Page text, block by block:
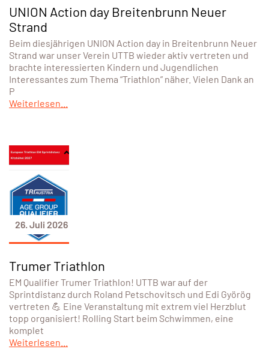
UNION Action day Breitenbrunn Neuer
Strand
Beim diesjährigen UNION Action day in Breitenbrunn Neuer
Strand war unser Verein UTTB wieder aktiv vertreten und
brachte interessierten Kindern und Jugendlichen
Interessantes zum Thema “Triathlon” näher. Vielen Dank an
P
Weiterlesen...
26. Juli 2026
Trumer Triathlon
EM Qualifier Trumer Triathlon! UTTB war auf der
Sprintdistanz durch Roland Petschovitsch und Edi Györög
vertreten 💪 Eine Veranstaltung mit extrem viel Herzblut
topp organisiert! Rolling Start beim Schwimmen, eine
komplet
Weiterlesen...